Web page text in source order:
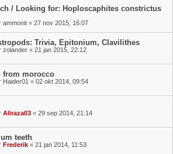
/ Looking for: Hoploscaphites constrictus
ammonit « 27 nov 2015, 16:07
Trivia, Epitonium, Clavilithes
zolander « 21 jan 2015, 22:12
from morocco
Haider01 « 02 okt 2014, 09:54
Aliraza03 « 29 sep 2014, 21:14
teeth
Frederik « 21 jan 2014, 11:53